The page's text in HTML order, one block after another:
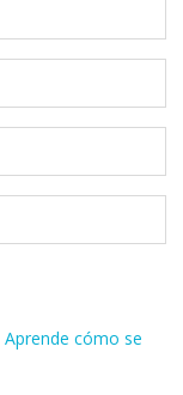
Aprende cómo se